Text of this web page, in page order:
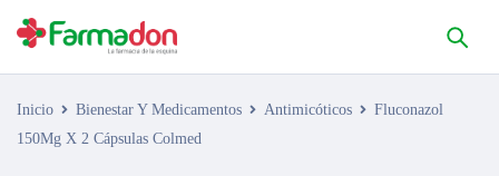
Inicio Bienestar Y Medicamentos Antimicóticos
Fluconazol
150Mg X 2 Cápsulas Colmed